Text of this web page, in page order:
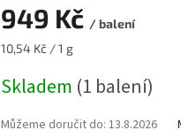
949 Kč / balení
Měrná
10,54 Kč / 1 g
Skladem (1 balení)
Můžeme doručit do: 13.8.2026